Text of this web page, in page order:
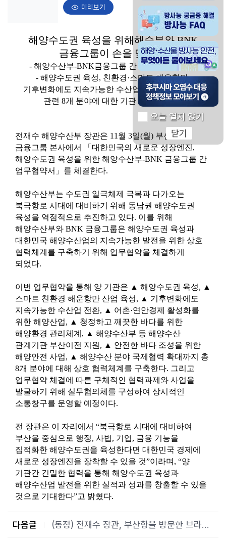
미리보기
해양수도권 육성을 위해해수부와 BNK
금융그룹이 손을 맞잡다.
- 해양수산부-BNK금융그룹 간 업무협약서 체결
- 해양수도권 육성, 친환경·스마트 해운항만,
기후변화에도 지속가능한 수산업 전환 등 해양수산
관련 8개 분야에 대한 기관 간 협력 확대
전재수 해양수산부 장관은 11월 3일(월) 부산 BNK
금융그룹 본사에서 「대한민국의 새로운 성장엔진,
해양수도권 육성을 위한 해양수산부-BNK 금융그룹 간
업무협약서」를 체결한다.
해양수산부는 수도권 일극체제 극복과 다가오는
북극항로 시대에 대비하기 위해 동남권 해양수도권
육성을 역점적으로 추진하고 있다. 이를 위해
해양수산부와 BNK 금융그룹은 해양수도권 육성과
대한민국 해양수산업의 지속가능한 발전을 위한 상호
협력체계를 구축하기 위해 업무협약을 체결하게
되었다.
이번 업무협약을 통해 양 기관은 ▲ 해양수도권 육성, ▲
스마트 친환경 해운항만 산업 육성, ▲ 기후변화에도
지속가능한 수산업 전환, ▲ 어촌·연안경제 활성화를
위한 해양산업, ▲ 청정하고 깨끗한 바다를 위한
해양환경 관리체계, ▲ 해양수산부 등 해양수산
관계기관 부산이전 지원, ▲ 안전한 바다 조성을 위한
해양안전 사업, ▲ 해양수산 분야 국제협력 확대까지 총
8개 분야에 대해 상호 협력체계를 구축한다. 그리고
업무협약 체결에 따른 구체적인 협력과제와 사업을
발굴하기 위해 실무협의체를 구성하여 상시적인
소통창구를 운영할 예정이다.
전 장관은 이 자리에서 “북극항로 시대에 대비하여
부산을 중심으로 행정, 사법, 기업, 금융 기능을
집적화한 해양수도권을 육성한다면 대한민국 경제에
새로운 성장엔진을 장착할 수 있을 것”이라며, “양
기관간 긴밀한 협력을 통해 해양수도권 육성과
해양수산업 발전을 위한 실적과 성과를 창출할 수 있을
것으로 기대한다”고 밝혔다.
다음글 (동정) 전재수 장관, 부산항을 방문한 브라질 대표단과 면담
방사능 궁금증 해결 방
해양 수산물 방사능 안
후쿠시마 오염수 대응
오늘 열지 않기
닫기